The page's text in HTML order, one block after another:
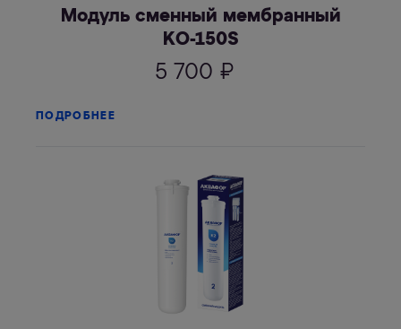
Модуль сменный мембранный
KО-150S
5 700 ₽
ПОДРОБНЕЕ